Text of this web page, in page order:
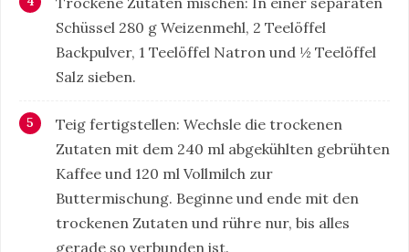
Schüssel 280 g Weizenmehl, 2 Teelöffel
Backpulver, 1 Teelöffel Natron und ½ Teelöffel
Salz sieben.
Teig fertigstellen: Wechsle die trockenen
Zutaten mit dem 240 ml abgekühlten gebrühten
Kaffee und 120 ml Vollmilch zur
Buttermischung. Beginne und ende mit den
trockenen Zutaten und rühre nur, bis alles
gerade so verbunden ist.